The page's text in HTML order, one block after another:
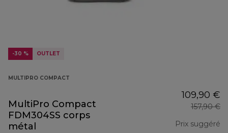
-30 % OUTLET
MULTIPRO COMPACT
MultiPro Compact
FDM304SS corps
métal
109,90 €
157,90 €
Prix suggéré